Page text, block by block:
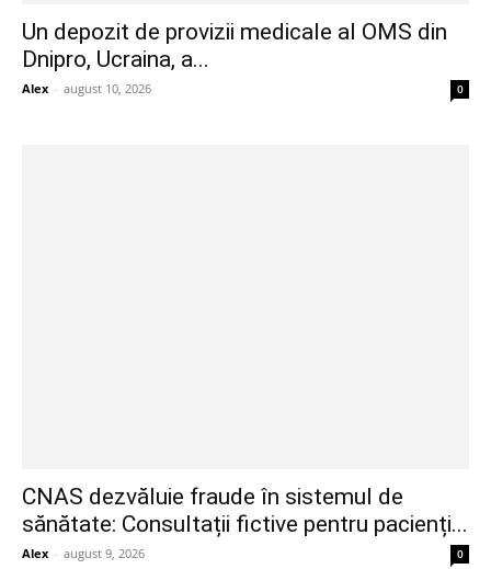
Un depozit de provizii medicale al OMS din
Dnipro, Ucraina, a...
Alex - august 10, 2026 0
CNAS dezvăluie fraude în sistemul de
sănătate: Consultații fictive pentru pacienți...
Alex - august 9, 2026 0